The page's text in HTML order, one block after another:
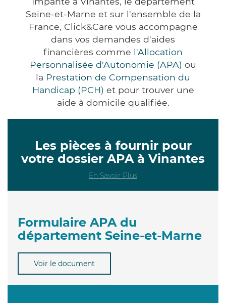
Seine-et-Marne et sur l'ensemble de la
France, Click&Care vous accompagne
dans vos demandes d'aides
financières comme l'Allocation
Personnalisée d'Autonomie (APA) ou
la Prestation de Compensation du
Handicap (PCH) et pour trouver une
aide à domicile qualifiée.
Les pièces à fournir pour
votre dossier APA à Vinantes
En Savoir Plus
Formulaire APA du
département Seine-et-Marne
Voir le document